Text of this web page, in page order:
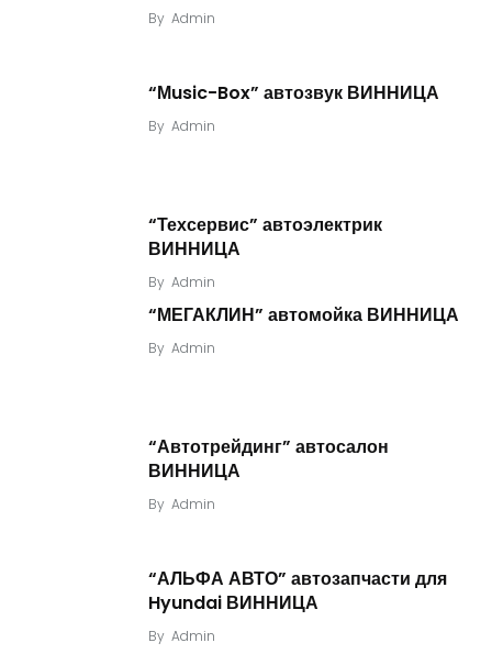
By Admin
“Мusic-Box” автозвук ВИННИЦА
By Admin
“Техсервис” автоэлектрик
ВИННИЦА
By Admin
“МЕГАКЛИН” автомойка ВИННИЦА
By Admin
“Автотрейдинг” автосалон
ВИННИЦА
By Admin
“АЛЬФА АВТО” автозапчасти для
Hyundai ВИННИЦА
By Admin